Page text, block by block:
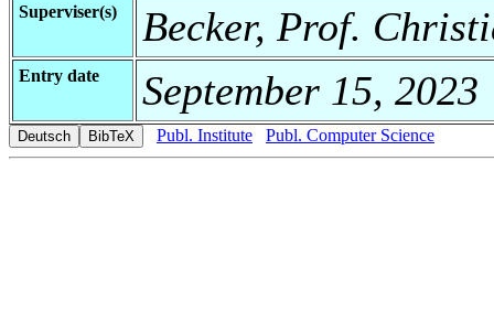
Superviser(s) Becker, Prof.
Entry date September 15, 2023
Publ. Institute Publ. Computer Science